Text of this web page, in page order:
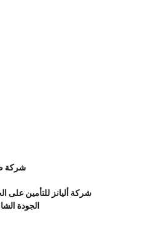
شركة
شركة أليانز للتأمين على
الجودة